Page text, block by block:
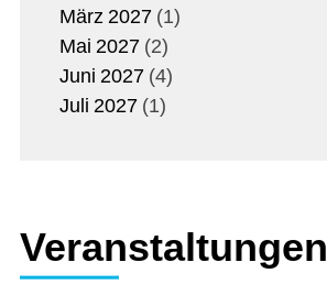
März 2027 1
Mai 2027 2
Juni 2027 4
Juli 2027 1
Veranstaltungen